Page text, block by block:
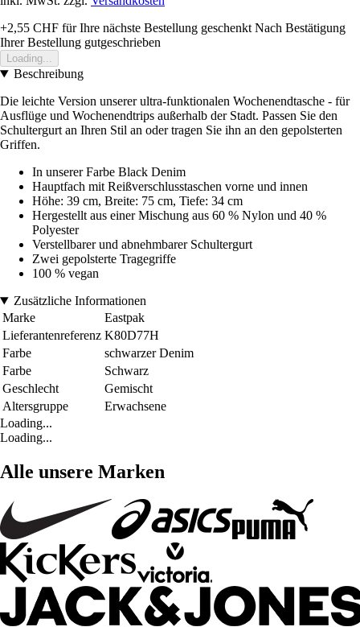
+2,55 CHF für Ihre nächste Bestellung geschenkt Nach Bestätigung
Ihrer Bestellung gutgeschrieben
Loading...
Beschreibung
Die leichte Version unserer ultra-funktionalen Wochenendtasche - für
Ausflüge und Wochenendtrips außerhalb der Stadt. Passen Sie den
Schultergurt an Ihren Stil an oder tragen Sie ihn an den gepolsterten
Griffen.
In unserer Farbe Black Denim
Hauptfach mit Reißverschlusstaschen vorne und innen
Höhe: 39 cm, Breite: 75 cm, Tiefe: 34 cm
Hergestellt aus einer Mischung aus 60 % Nylon und 40 %
Polyester
Verstellbarer und abnehmbarer Schultergurt
Zwei gepolsterte Tragegriffe
100 % vegan
Zusätzliche Informationen
Marke
Eastpak
Lieferantenreferenz K80D77H
Farbe
schwarzer Denim
Farbe
Schwarz
Geschlecht
Gemischt
Altersgruppe
Erwachsene
Loading...
Loading...
Alle unsere Marken